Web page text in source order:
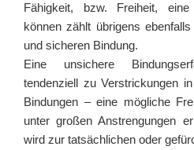
Fähigkeit, bzw. Freiheit,
können zählt übrigens
und sicheren Bindung.
Eine unsichere
tendenziell zu Verstrickungen
Bindungen – eine mögliche
unter großen Anstrengungen
wird zur tatsächlichen oder